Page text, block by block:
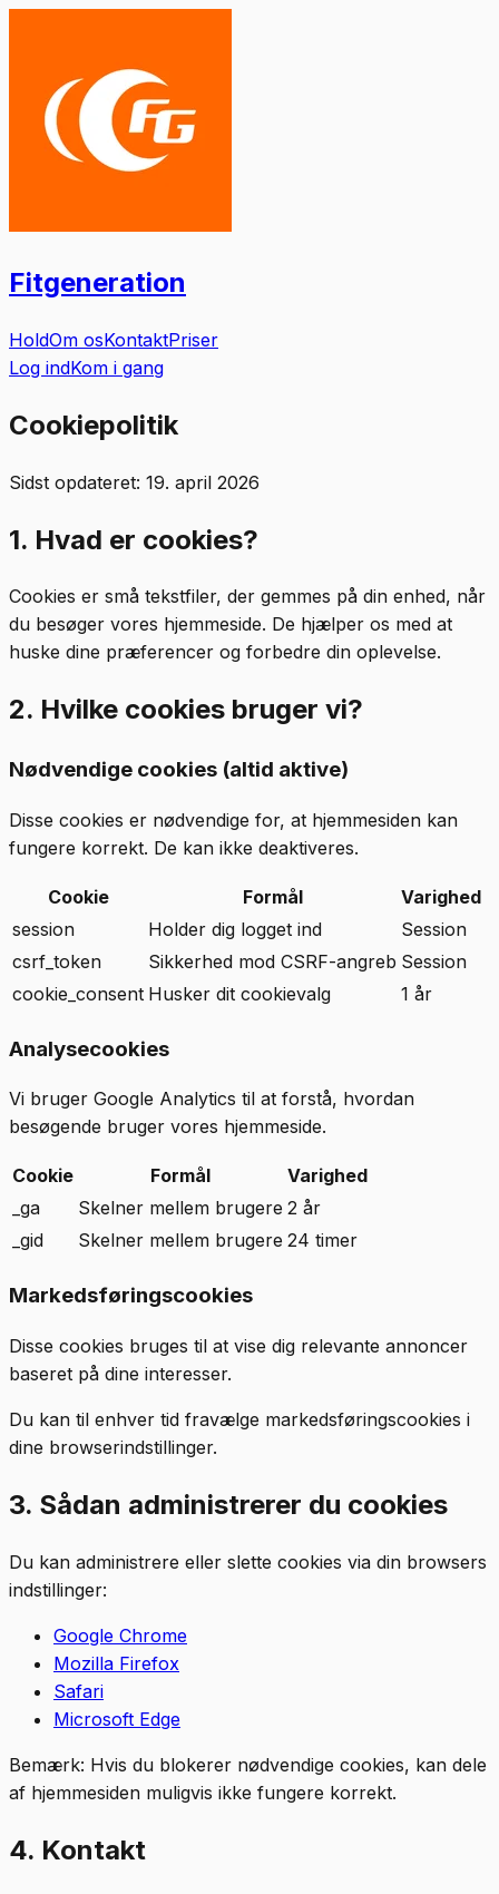
Fitgeneration
HoldOm osKontaktPriser
Log indKom i gang
Cookiepolitik
Sidst opdateret: 19. april 2026
1. Hvad er cookies?
Cookies er små tekstfiler, der gemmes på din enhed, når
du besøger vores hjemmeside. De hjælper os med at
huske dine præferencer og forbedre din oplevelse.
2. Hvilke cookies bruger vi?
Nødvendige cookies (altid aktive)
Disse cookies er nødvendige for, at hjemmesiden kan
fungere korrekt. De kan ikke deaktiveres.
Cookie Formål
Varighed
session
Holder dig logget ind
Session
csrf_token
Sikkerhed mod CSRF-angreb Session
cookie_consent Husker dit cookievalg 1 år
Analysecookies
Vi bruger Google Analytics til at forstå, hvordan
besøgende bruger vores hjemmeside.
Cookie Formål
Varighed
_ga
Skelner mellem brugere 2 år
_gid
Skelner mellem brugere 24 timer
Markedsføringscookies
Disse cookies bruges til at vise dig relevante annoncer
baseret på dine interesser.
Du kan til enhver tid fravælge markedsføringscookies i
dine browserindstillinger.
3. Sådan administrerer du cookies
Du kan administrere eller slette cookies via din browsers
indstillinger:
Google Chrome
Mozilla Firefox
Safari
Microsoft Edge
Bemærk: Hvis du blokerer nødvendige cookies, kan dele
af hjemmesiden muligvis ikke fungere korrekt.
4. Kontakt